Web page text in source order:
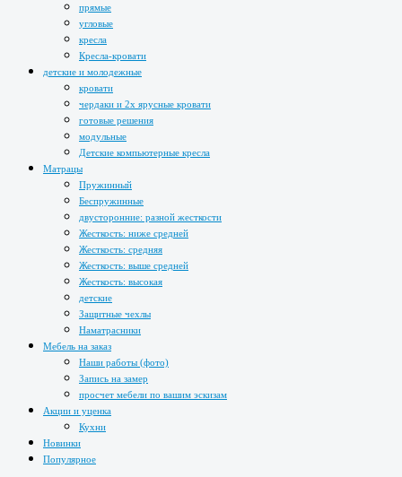
прямые
угловые
кресла
Кресла-кровати
детские и молодежные
кровати
чердаки и 2х ярусные кровати
готовые решения
модульные
Детские компьютерные кресла
Матрацы
Пружинный
Беспружинные
двусторонние: разной жесткости
Жесткость: ниже средней
Жесткость: средняя
Жесткость: выше средней
Жесткость: высокая
детские
Защитные чехлы
Наматрасники
Мебель на заказ
Наши работы (фото)
Запись на замер
просчет мебели по вашим эскизам
Акции и уценка
Кухни
Новинки
Популярное